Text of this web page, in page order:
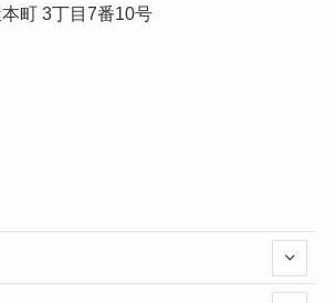
町 3丁目7番10号